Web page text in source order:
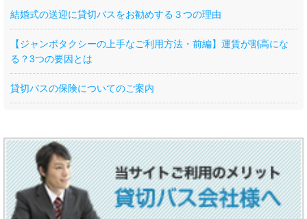
結婚式の送迎に貸切バスをお勧めする３つの理由
【ジャンボタクシーの上手なご利用方法・前編】運賃が割高にな
る？3つの要因とは
貸切バスの保険についてのご案内